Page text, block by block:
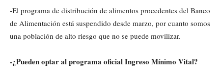
-El programa de distribución de alimentos procedentes del Banco
de Alimentación está suspendido desde marzo, por cuanto somos
una población de alto riesgo que no se puede movilizar.
-¿Pueden optar al programa oficial Ingreso Mínimo Vital?